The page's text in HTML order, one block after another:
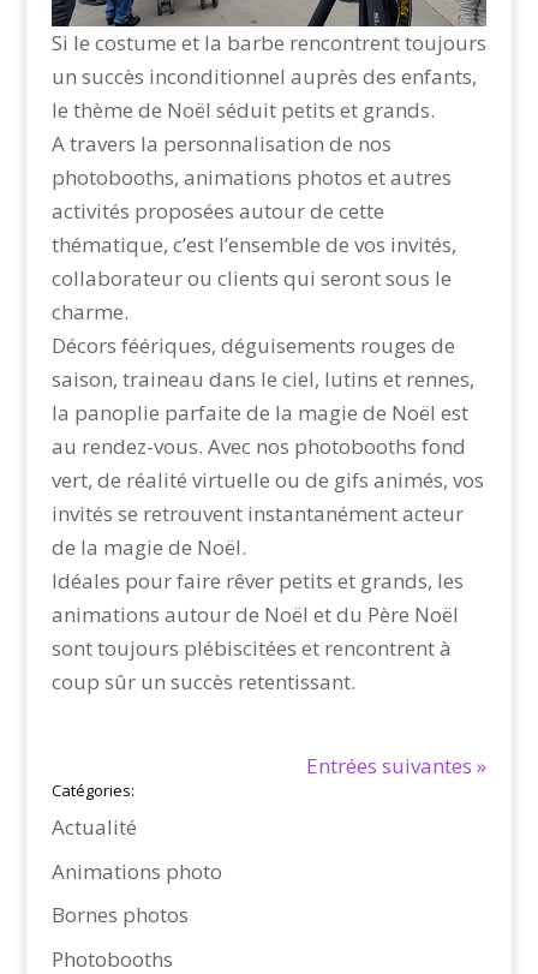
Si le costume et la barbe rencontrent toujours
un succès inconditionnel auprès des enfants,
le thème de Noël séduit petits et grands.
A travers la personnalisation de nos
photobooths, animations photos et autres
activités proposées autour de cette
thématique, c’est l’ensemble de vos invités,
collaborateur ou clients qui seront sous le
charme.
Décors féériques, déguisements rouges de
saison, traineau dans le ciel, lutins et rennes,
la panoplie parfaite de la magie de Noël est
au rendez-vous. Avec nos photobooths fond
vert, de réalité virtuelle ou de gifs animés, vos
invités se retrouvent instantanément acteur
de la magie de Noël.
Idéales pour faire rêver petits et grands, les
animations autour de Noël et du Père Noël
sont toujours plébiscitées et rencontrent à
coup sûr un succès retentissant.
Entrées suivantes »
Catégories:
Actualité
Animations photo
Bornes photos
Photobooths